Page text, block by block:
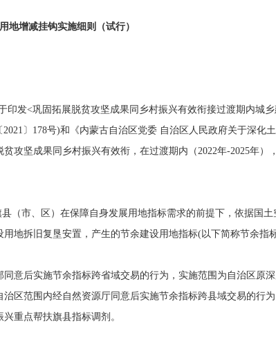
地增减挂钩实施细则（试行）
发<巩固拓展脱贫攻坚成果同乡村振兴有效衔接过渡期内城
〕178号)和《内蒙古自治区党委 自治区人民政府关于深化
攻坚成果同乡村振兴有效衔，在过渡期内（2022年-2025年）
（市、区）在保障自身发展用地指标需求的前提下，依据国土
地拆旧复垦安置，产生的节余建设用地指标(以下简称节余指标
意后实施节余指标跨省域交易的行为，实施范围为自治区原
区范围内经自然资源厅同意后实施节余指标跨县域交易的行
重点帮扶旗县指标调剂。